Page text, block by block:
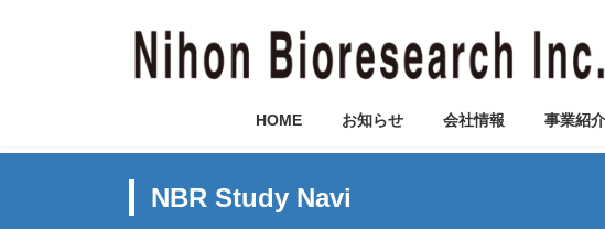
HOME お知らせ 会社情報 事業紹介
NBR Study Navi